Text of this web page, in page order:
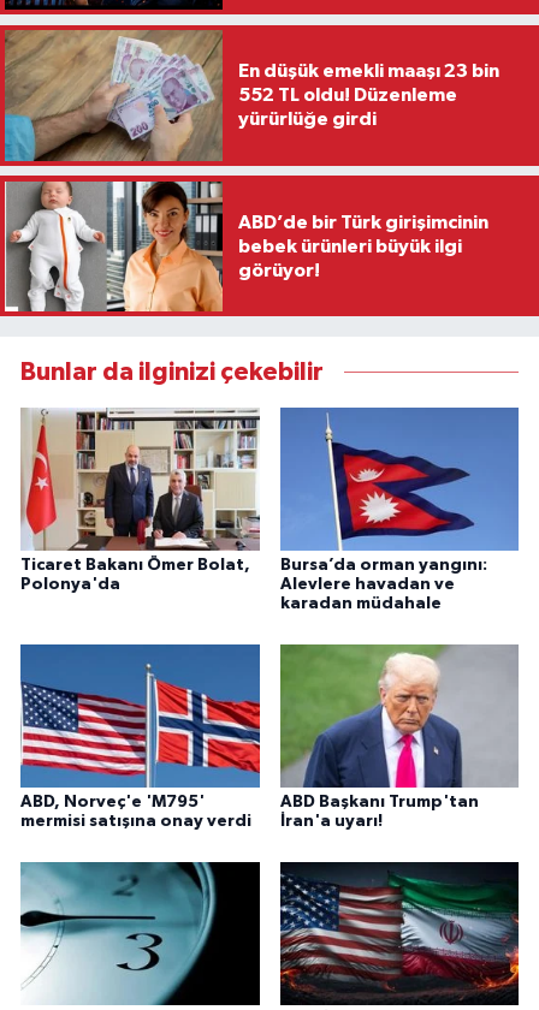
En düşük emekli maaşı 23 bin
552 TL oldu! Düzenleme
yürürlüğe girdi
ABD’de bir Türk girişimcinin
bebek ürünleri büyük ilgi
görüyor!
Bunlar da ilginizi çekebilir
Ticaret Bakanı Ömer Bolat,
Polonya'da
Bursa’da orman yangını:
Alevlere havadan ve
karadan müdahale
ABD, Norveç'e 'M795'
mermisi satışına onay verdi
ABD Başkanı Trump'tan
İran'a uyarı!